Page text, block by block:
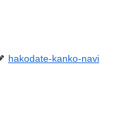
hakodate-kanko-navi